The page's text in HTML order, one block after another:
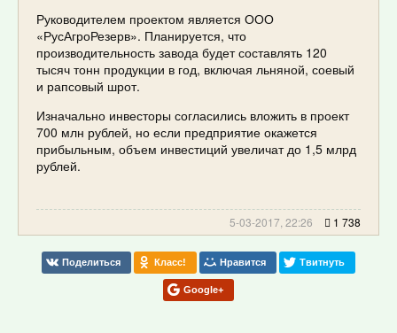
Руководителем проектом является ООО
«РусАгроРезерв». Планируется, что
производительность завода будет составлять 120
тысяч тонн продукции в год, включая льняной, соевый
и рапсовый шрот.
Изначально инвесторы согласились вложить в проект
700 млн рублей, но если предприятие окажется
прибыльным, объем инвестиций увеличат до 1,5 млрд
рублей.
5-03-2017, 22:26 1 738
Поделиться Класс! Нравится Твитнуть
Google+